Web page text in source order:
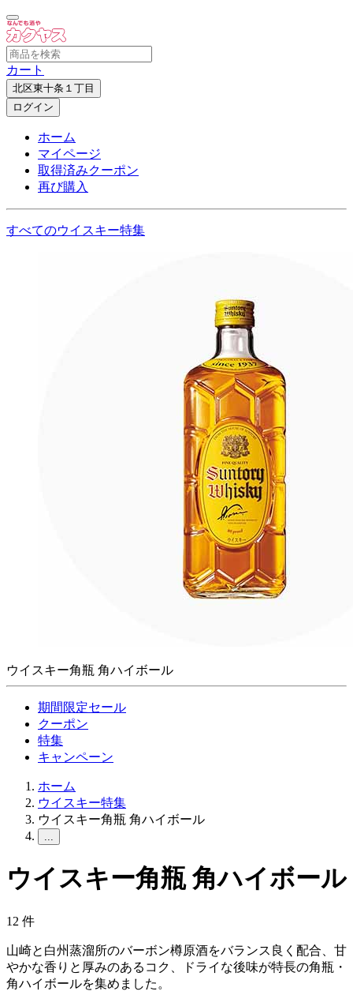
カート
北区東十条１丁目
ログイン
ホーム
マイページ
取得済みクーポン
再び購入
すべてのウイスキー特集
ウイスキー角瓶 角ハイボール
期間限定セール
クーポン
特集
キャンペーン
ホーム
ウイスキー特集
ウイスキー角瓶 角ハイボール
...
ウイスキー角瓶 角ハイボール
12 件
山崎と白州蒸溜所のバーボン樽原酒をバランス良く配合、甘
やかな香りと厚みのあるコク、ドライな後味が特長の角瓶・
角ハイボールを集めました。